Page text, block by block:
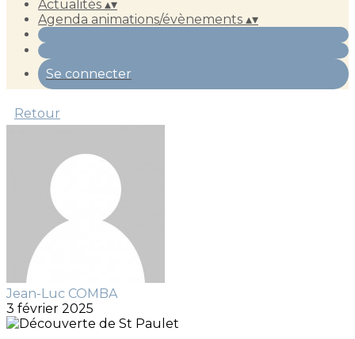
Actualités ▴▾
Agenda animations/évènements ▴▾
Se connecter
Retour
Jean-Luc COMBA
3 février 2025